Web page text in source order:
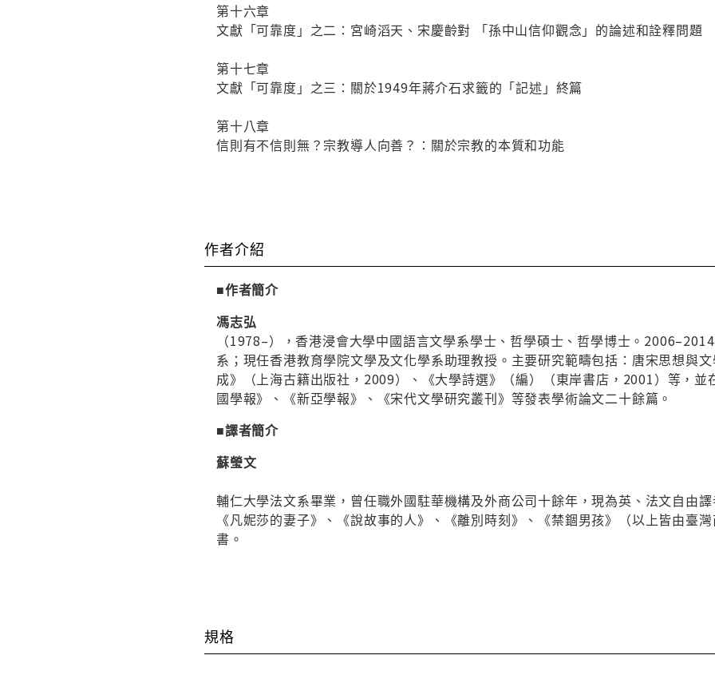
第十六章
文獻「可靠度」之二：宮崎滔天、宋慶齡對 「孫中山信仰觀念」的論述和詮釋問題
第十七章
文獻「可靠度」之三：關於1949年蔣介石求籤的「記述」終篇
第十八章
信則有不信則無？宗教導人向善？：關於宗教的本質和功能
作者介紹
■作者簡介
馮志弘
（1978–），香港浸會大學中國語言文學系學士、哲學碩士、哲學博士。
系；現任香港教育學院文學及文化學系助理教授。主要研究範疇包括：唐宋思想與
成》（上海古籍出版社，2009）、《大學詩選》（編）（東岸書店，2001）等，
國學報》、《新亞學報》、《宋代文學研究叢刊》等發表學術論文二十餘篇。
■譯者簡介
蘇瑩文
輔仁大學法文系畢業，曾任職外國駐華機構及外商公司十餘年，現為英、法文自由
《凡妮莎的妻子》、《說故事的人》、《離別時刻》、《禁錮男孩》（以上皆由臺
書。
規格